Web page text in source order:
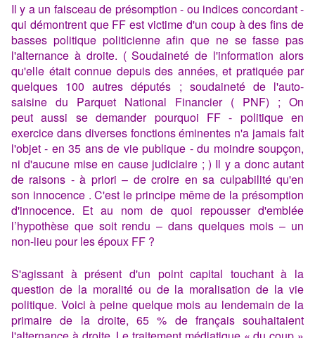
Il y a un faisceau de présomption - ou indices concordant -
qui démontrent que FF est victime d'un coup à des fins de
basses politique politicienne afin que ne se fasse pas
l'alternance à droite. ( Soudaineté de l'information alors
qu'elle était connue depuis des années, et pratiquée par
quelques 100 autres députés ; soudaineté de l'auto-
saisine du Parquet National Financier ( PNF) ; On
peut aussi se demander pourquoi FF - politique en
exercice dans diverses fonctions éminentes n'a jamais fait
l'objet - en 35 ans de vie publique - du moindre soupçon,
ni d'aucune mise en cause judiciaire ; ) Il y a donc autant
de raisons - à priori – de croire en sa culpabilité qu'en
son innocence . C'est le principe même de la présomption
d'innocence. Et au nom de quoi repousser d'emblée
l’hypothèse que soit rendu – dans quelques mois – un
non-lieu pour les époux FF ?
S'agissant à présent d'un point capital touchant à la
question de la moralité ou de la moralisation de la vie
politique. Voici à peine quelque mois au lendemain de la
primaire de la droite, 65 % de français souhaitaient